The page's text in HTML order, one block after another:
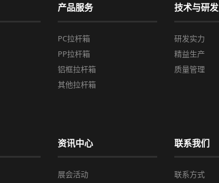
产品服务
PC拉杆箱
PP拉杆箱
铝框拉杆箱
其他拉杆箱
技术与研发
研发实力
精益生产
质量管理
资讯中心
展会活动
联系我们
联系方式